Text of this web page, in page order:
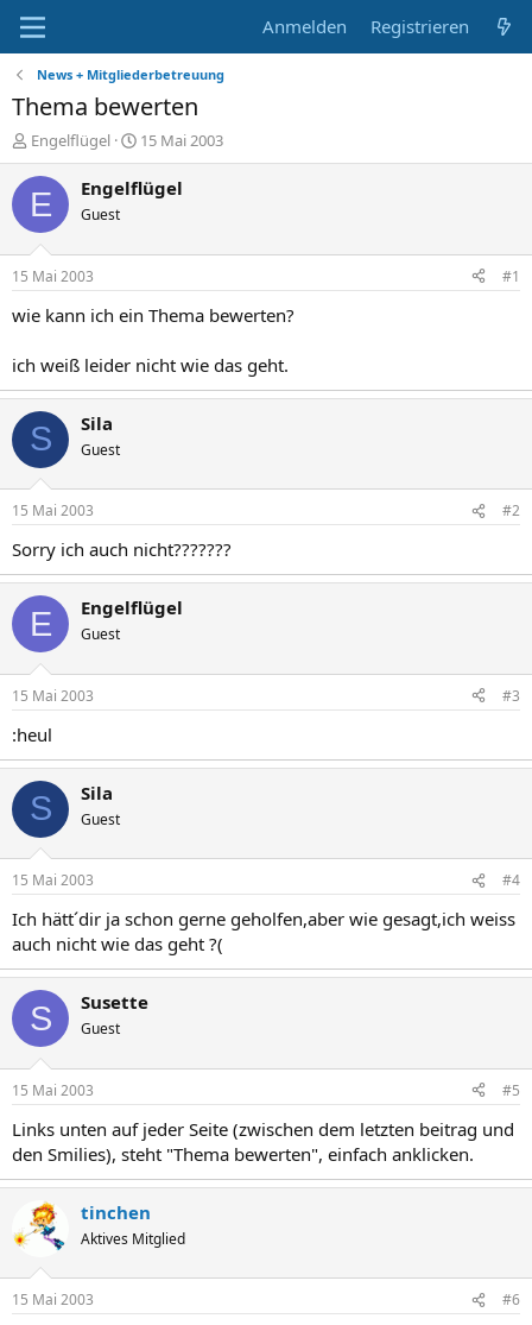
Anmelden Registrieren
News + Mitgliederbetreuung
Thema bewerten
E
r
s
e
r
Engelflügel
E
r
s
t
a
15 Mai 2003
E Engelflügel
Guest
15 Mai 2003 #1
wie kann ich ein Thema bewerten?
ich weiß leider nicht wie das geht.
S Sila
Guest
15 Mai 2003 #2
Sorry ich auch nicht???????
E Engelflügel
Guest
15 Mai 2003 #3
:heul
S Sila
Guest
15 Mai 2003 #4
Ich hätt´dir ja schon gerne geholfen,aber wie gesagt,ich weiss
auch nicht wie das geht ?(
S Susette
Guest
15 Mai 2003 #5
Links unten auf jeder Seite (zwischen dem letzten beitrag und
den Smilies), steht "Thema bewerten", einfach anklicken.
tinchen
Aktives Mitglied
15 Mai 2003 #6